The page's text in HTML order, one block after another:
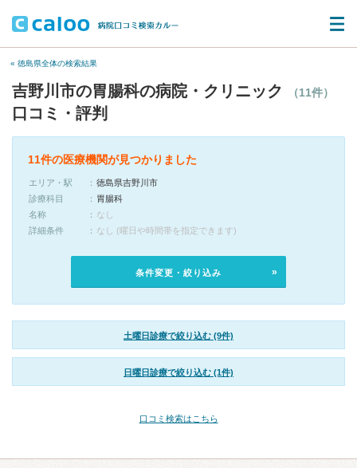
« 徳島県全体の検索結果
吉野川市の胃腸科の病院・クリニック （11件）
口コミ・評判
11件の医療機関が見つかりました
エリア・駅
徳島県吉野川市
診療科目
胃腸科
名称
なし
詳細条件
なし (曜日や時間帯を指定できます)
条件変更・絞り込み
土曜日診療で絞り込む (9件)
日曜日診療で絞り込む (1件)
口コミ検索はこちら